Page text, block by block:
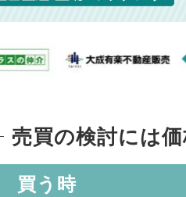
売買の検討には
買う時